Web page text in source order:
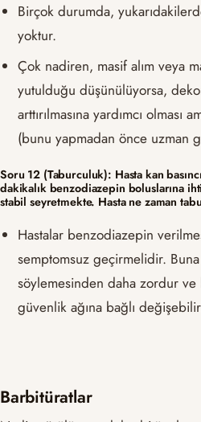
Birçok durumda,
yoktur.
Çok nadiren, masif alım veya
yutulduğu düşünülüyorsa,
arttırılmasına yardımcı
(bunu yapmadan önce uzman
Soru 12 (Taburculuk): Hasta kan
dakikalık benzodiazepin boluslarına
stabil seyretmekte. Hasta ne zaman
Hastalar benzodiazepin
semptomsuz geçirmelidir.
söylemesinden daha zordur ve
güvenlik ağına bağlı
Barbitüratlar